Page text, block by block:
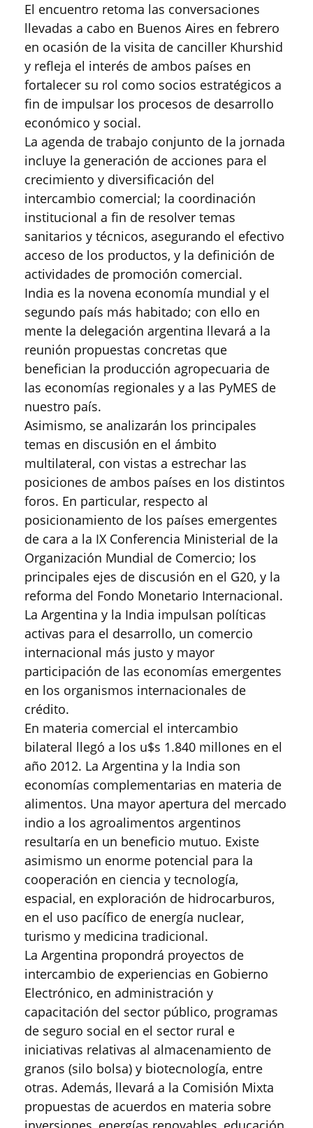
El encuentro retoma las conversaciones
llevadas a cabo en Buenos Aires en febrero
en ocasión de la visita de canciller Khurshid
y refleja el interés de ambos países en
fortalecer su rol como socios estratégicos a
fin de impulsar los procesos de desarrollo
económico y social.
La agenda de trabajo conjunto de la jornada
incluye la generación de acciones para el
crecimiento y diversificación del
intercambio comercial; la coordinación
institucional a fin de resolver temas
sanitarios y técnicos, asegurando el efectivo
acceso de los productos, y la definición de
actividades de promoción comercial.
India es la novena economía mundial y el
segundo país más habitado; con ello en
mente la delegación argentina llevará a la
reunión propuestas concretas que
benefician la producción agropecuaria de
las economías regionales y a las PyMES de
nuestro país.
Asimismo, se analizarán los principales
temas en discusión en el ámbito
multilateral, con vistas a estrechar las
posiciones de ambos países en los distintos
foros. En particular, respecto al
posicionamiento de los países emergentes
de cara a la IX Conferencia Ministerial de la
Organización Mundial de Comercio; los
principales ejes de discusión en el G20, y la
reforma del Fondo Monetario Internacional.
La Argentina y la India impulsan políticas
activas para el desarrollo, un comercio
internacional más justo y mayor
participación de las economías emergentes
en los organismos internacionales de
crédito.
En materia comercial el intercambio
bilateral llegó a los u$s 1.840 millones en el
año 2012. La Argentina y la India son
economías complementarias en materia de
alimentos. Una mayor apertura del mercado
indio a los agroalimentos argentinos
resultaría en un beneficio mutuo. Existe
asimismo un enorme potencial para la
cooperación en ciencia y tecnología,
espacial, en exploración de hidrocarburos,
en el uso pacífico de energía nuclear,
turismo y medicina tradicional.
La Argentina propondrá proyectos de
intercambio de experiencias en Gobierno
Electrónico, en administración y
capacitación del sector público, programas
de seguro social en el sector rural e
iniciativas relativas al almacenamiento de
granos (silo bolsa) y biotecnología, entre
otras. Además, llevará a la Comisión Mixta
propuestas de acuerdos en materia sobre